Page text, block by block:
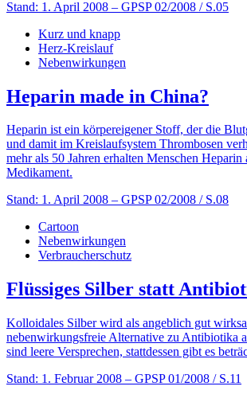
Stand: 1. April 2008 – GPSP 02/2008 / S.05
Kurz und knapp
Herz-Kreislauf
Nebenwirkungen
Heparin made in China?
Heparin ist ein körpereigener Stoff, der die
und damit im Kreislaufsystem Thrombosen
mehr als 50 Jahren erhalten Menschen Heparin
Medikament.
Stand: 1. April 2008 – GPSP 02/2008 / S.08
Cartoon
Nebenwirkungen
Verbraucherschutz
Flüssiges Silber statt
Kolloidales Silber wird als angeblich gut
nebenwirkungsfreie Alternative zu Antibiotika
sind leere Versprechen, stattdessen gibt es
Stand: 1. Februar 2008 – GPSP 01/2008 / S.11